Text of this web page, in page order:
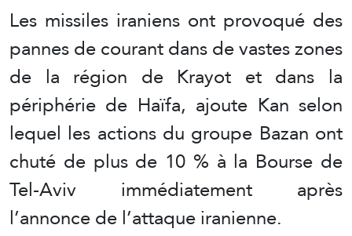
Les missiles iraniens ont provoqué des
pannes de courant dans de vastes zones
de la région de Krayot et dans la
périphérie de Haïfa, ajoute Kan selon
lequel les actions du groupe Bazan ont
chuté de plus de 10 % à la Bourse de
Tel-Aviv immédiatement après
l’annonce de l’attaque iranienne.